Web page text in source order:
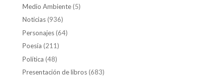
Medio Ambiente(5)
Noticias(936)
Personajes(64)
Poesía (211)
Política (48)
Presentación de libros(683)